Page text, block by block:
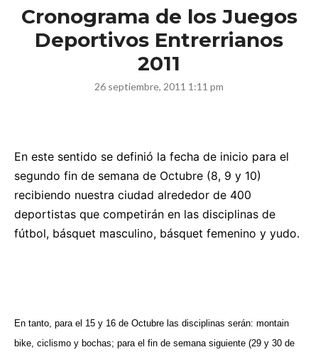
Cronograma de los Juegos
Deportivos Entrerrianos
2011
26 septiembre, 2011 1:11 pm
En este sentido se definió la fecha de inicio para el
segundo fin de semana de Octubre (8, 9 y 10)
recibiendo nuestra ciudad alrededor de 400
deportistas que competirán en las disciplinas de
fútbol, básquet masculino, básquet femenino y yudo.
En tanto, para el 15 y 16 de Octubre las disciplinas serán: montain
bike, ciclismo y bochas; para el fin de semana siguiente (29 y 30 de